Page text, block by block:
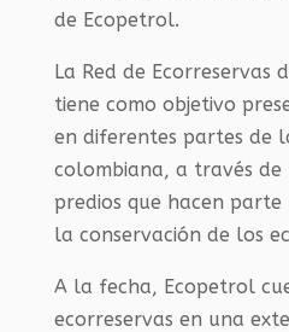
de Ecopetrol.
La Red de Ecorreservas
tiene como objetivo
en diferentes partes de
colombiana, a través de
predios que hacen
la conservación de los
A la fecha, Ecopetrol
ecorreservas en una